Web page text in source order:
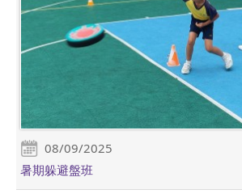
08/09/2025
暑期躲避盤班